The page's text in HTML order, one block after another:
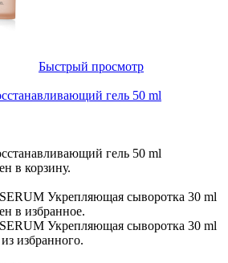
Быстрый просмотр
гель 50 ml
гель 50 ml
в корзину.
Укрепляющая сыворотка 30 ml
в избранное.
Укрепляющая сыворотка 30 ml
избранного.